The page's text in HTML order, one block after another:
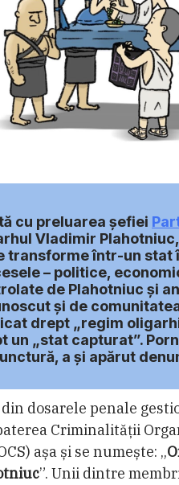
cu preluarea șefiei
Vladimir
transforme într-un
– politice,
de Plahotniuc și
și de
drept „regim
un „stat capturat”.
a și apărut
dosarele penale
Criminalității
așa și se numește: „
”. Unii dintre